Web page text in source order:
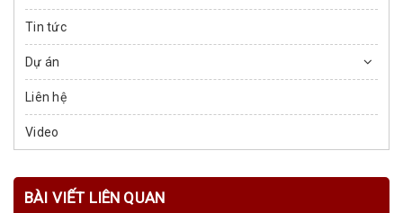
Tin tức
Dự án
Liên hệ
Video
BÀI VIẾT LIÊN QUAN